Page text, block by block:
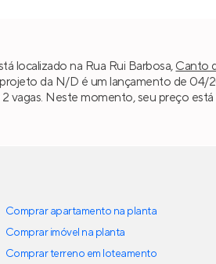
localizado na Rua Rui Barbosa,Canto
da N/D é um lançamento de 04/
2 vagas. Neste momento, seu preço
Comprar apartamento na planta
Comprar imóvel na planta
Comprar terreno em loteamento